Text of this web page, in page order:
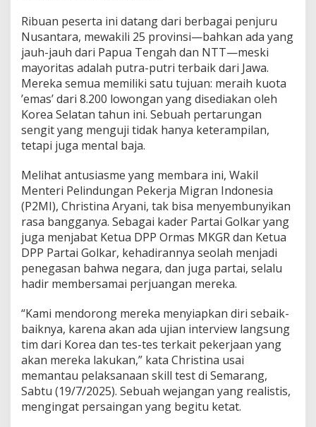
u
j
i
C
h
r
i
s
t
i
a
A
r
y
a
n
i
B
e
P
e
s
a
K
u
a
Ribuan peserta ini datang dari berbagai penjuru
Nusantara, mewakili 25 provinsi—bahkan ada yang
jauh-jauh dari Papua Tengah dan NTT—meski
mayoritas adalah putra-putri terbaik dari Jawa.
Mereka semua memiliki satu tujuan: meraih kuota
’emas’ dari 8.200 lowongan yang disediakan oleh
Korea Selatan tahun ini. Sebuah pertarungan
sengit yang menguji tidak hanya keterampilan,
tetapi juga mental baja.
Melihat antusiasme yang membara ini, Wakil
Menteri Pelindungan Pekerja Migran Indonesia
(P2MI), Christina Aryani, tak bisa menyembunyikan
rasa bangganya. Sebagai kader Partai Golkar yang
juga menjabat Ketua DPP Ormas MKGR dan Ketua
DPP Partai Golkar, kehadirannya seolah menjadi
penegasan bahwa negara, dan juga partai, selalu
hadir membersamai perjuangan mereka.
“Kami mendorong mereka menyiapkan diri sebaik-
baiknya, karena akan ada ujian interview langsung
tim dari Korea dan tes-tes terkait pekerjaan yang
akan mereka lakukan,” kata Christina usai
memantau pelaksanaan skill test di Semarang,
Sabtu (19/7/2025). Sebuah wejangan yang realistis,
mengingat persaingan yang begitu ketat.